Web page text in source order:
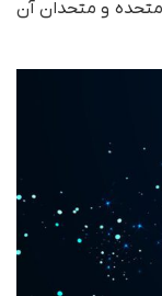
متحده و متحدان آن